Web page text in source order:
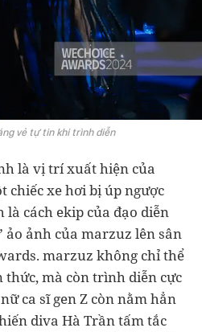
vẻ tự tin khi trình diễn
là vị trí xuất hiện của
chiếc xe hơi bị úp ngược
cách ekip của đạo diễn
ảo ảnh của marzuz lên sân
marzuz không chỉ thể
mà còn trình diễn cực
ca sĩ gen Z còn nằm hẳn
diva Hà Trần tấm tắc